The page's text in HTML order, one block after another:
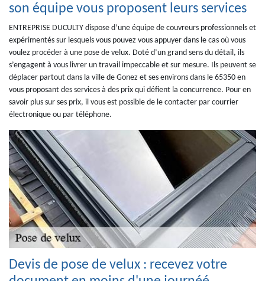
son équipe vous proposent leurs services
ENTREPRISE DUCULTY dispose d’une équipe de couvreurs professionnels et
expérimentés sur lesquels vous pouvez vous appuyer dans le cas où vous
voulez procéder à une pose de velux. Doté d’un grand sens du détail, ils
s’engagent à vous livrer un travail impeccable et sur mesure. Ils peuvent se
déplacer partout dans la ville de Gonez et ses environs dans le 65350 en
vous proposant des services à des prix qui défient la concurrence. Pour en
savoir plus sur ses prix, il vous est possible de le contacter par courrier
électronique ou par téléphone.
Devis de pose de velux : recevez votre